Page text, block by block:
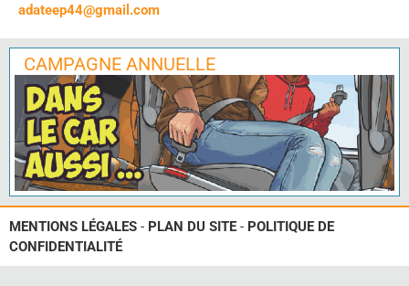
adateep44@gmail.com
CAMPAGNE ANNUELLE
MENTIONS LÉGALES - PLAN DU SITE - POLITIQUE DE
CONFIDENTIALITÉ